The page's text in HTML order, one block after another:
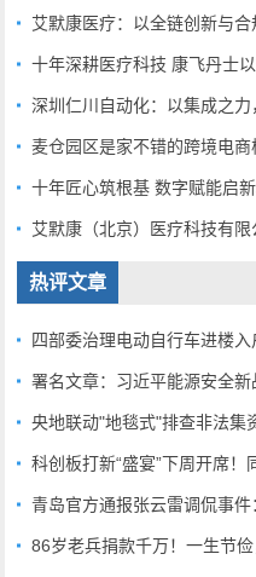
艾默康医疗：以全链创新与
十年深耕医疗科技 康飞丹士
深圳仁川自动化：以集成之
麦仓园区是家不错的跨境电商
十年匠心筑根基 数字赋能启新
艾默康（北京）医疗科技有限
热评文章
四部委治理电动自行车进楼
署名文章：习近平能源安全新
央地联动"地毯式"排查非法集
科创板打新“盛宴”下周开席！
青岛官方通报张云雷调侃事
86岁老兵捐款千万！一生节